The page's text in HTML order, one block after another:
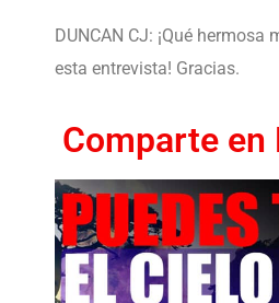
DUNCAN CJ: ¡Qué hermosa
esta entrevista! Gracias.
Comparte en